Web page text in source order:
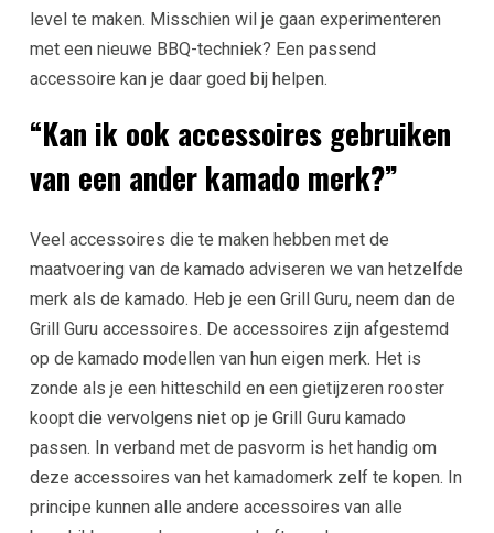
level te maken. Misschien wil je gaan experimenteren
met een nieuwe BBQ-techniek? Een passend
accessoire kan je daar goed bij helpen.
“Kan ik ook accessoires gebruiken
van een ander kamado merk?”
Veel accessoires die te maken hebben met de
maatvoering van de kamado adviseren we van hetzelfde
merk als de kamado. Heb je een Grill Guru, neem dan de
Grill Guru accessoires. De accessoires zijn afgestemd
op de kamado modellen van hun eigen merk. Het is
zonde als je een hitteschild en een gietijzeren rooster
koopt die vervolgens niet op je Grill Guru kamado
passen. In verband met de pasvorm is het handig om
deze accessoires van het kamadomerk zelf te kopen. In
principe kunnen alle andere accessoires van alle